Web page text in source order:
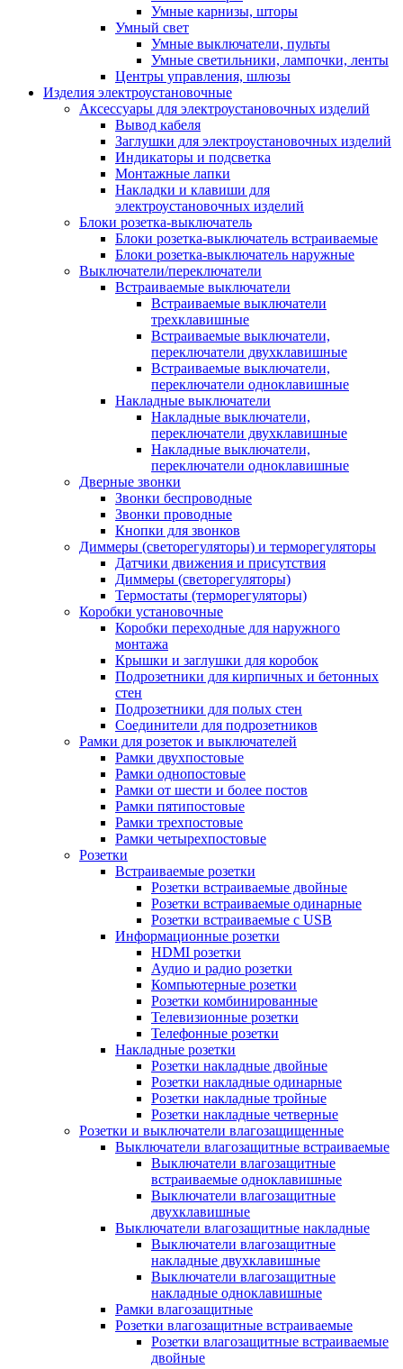
Умные карнизы, шторы
Умный свет
Умные выключатели, пульты
Умные светильники, лампочки, ленты
Центры управления, шлюзы
Изделия электроустановочные
Аксессуары для электроустановочных изделий
Вывод кабеля
Заглушки для электроустановочных изделий
Индикаторы и подсветка
Монтажные лапки
Накладки и клавиши для
электроустановочных изделий
Блоки розетка-выключатель
Блоки розетка-выключатель встраиваемые
Блоки розетка-выключатель наружные
Выключатели/переключатели
Встраиваемые выключатели
Встраиваемые выключатели
трехклавишные
Встраиваемые выключатели,
переключатели двухклавишные
Встраиваемые выключатели,
переключатели одноклавишные
Накладные выключатели
Накладные выключатели,
переключатели двухклавишные
Накладные выключатели,
переключатели одноклавишные
Дверные звонки
Звонки беспроводные
Звонки проводные
Кнопки для звонков
Диммеры (светорегуляторы) и терморегуляторы
Датчики движения и присутствия
Диммеры (светорегуляторы)
Термостаты (терморегуляторы)
Коробки установочные
Коробки переходные для наружного
монтажа
Крышки и заглушки для коробок
Подрозетники для кирпичных и бетонных
стен
Подрозетники для полых стен
Соединители для подрозетников
Рамки для розеток и выключателей
Рамки двухпостовые
Рамки однопостовые
Рамки от шести и более постов
Рамки пятипостовые
Рамки трехпостовые
Рамки четырехпостовые
Розетки
Встраиваемые розетки
Розетки встраиваемые двойные
Розетки встраиваемые одинарные
Розетки встраиваемые с USB
Информационные розетки
HDMI розетки
Аудио и радио розетки
Компьютерные розетки
Розетки комбинированные
Телевизионные розетки
Телефонные розетки
Накладные розетки
Розетки накладные двойные
Розетки накладные одинарные
Розетки накладные тройные
Розетки накладные четверные
Розетки и выключатели влагозащищенные
Выключатели влагозащитные встраиваемые
Выключатели влагозащитные
встраиваемые одноклавишные
Выключатели влагозащитные
двухклавишные
Выключатели влагозащитные накладные
Выключатели влагозащитные
накладные двухклавишные
Выключатели влагозащитные
накладные одноклавишные
Рамки влагозащитные
Розетки влагозащитные встраиваемые
Розетки влагозащитные встраиваемые
двойные